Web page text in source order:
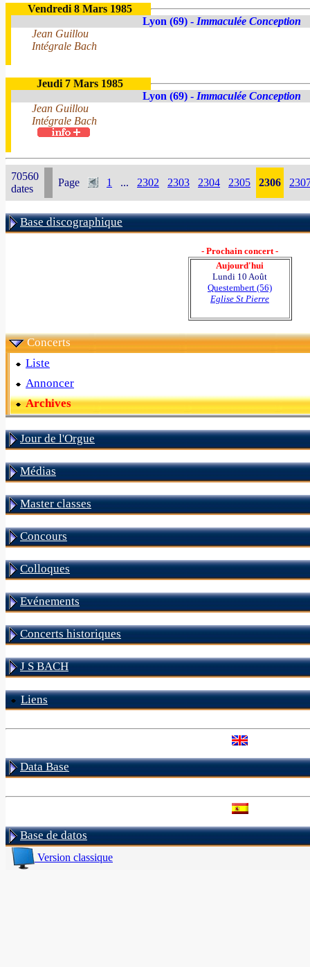
Vendredi 8 Mars 1985
Lyon (69) - Immaculée Conception
Jean Guillou
Intégrale Bach
Jeudi 7 Mars 1985
Lyon (69) - Immaculée Conception
Jean Guillou
Intégrale Bach
70560
dates
Page 1 ... 2302 2303 2304 2305 2306
Base discographique
- Prochain concert -
Aujourd'hui
Lundi 10 Août
Questembert (56)
Eglise St Pierre
Concerts
Liste
Annoncer
Archives
Jour de l'Orgue
Médias
Master classes
Concours
Colloques
Evénements
Concerts historiques
J S BACH
Liens
Data Base
Base de datos
Version classique